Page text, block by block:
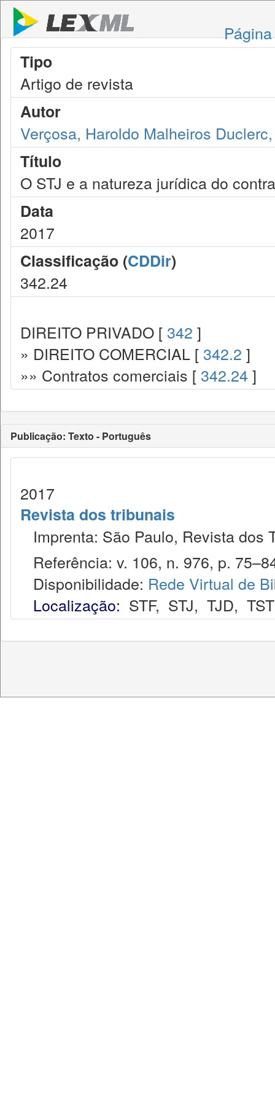
Tipo
Artigo de revista
Autor
Verçosa, Haroldo Malheiros
Título
O STJ e a natureza jurídica do
Data
2017
Classificação (CDDir)
342.24
DIREITO PRIVADO [ 342 ]
» DIREITO COMERCIAL [ 342.2 ]
»» Contratos comerciais [ 342.24 ]
Publicação: Texto - Português
2017
Revista dos tribunais
Imprenta: São Paulo, Revista dos
Referência: v. 106, n. 976, p.
Disponibilidade: Rede Virtual de
Localização: STF, STJ, TJD, TST